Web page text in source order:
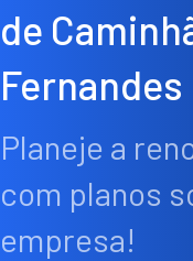
de
Fernandes
Planeje a
com planos
empresa!